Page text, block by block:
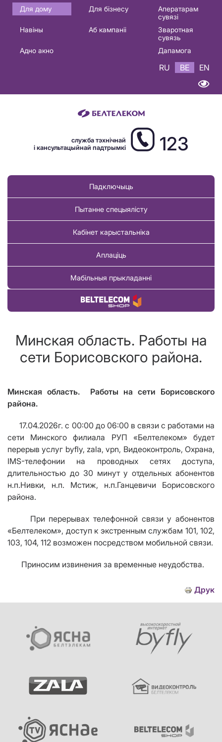
Основная
навигация
Для дому Для бізнесу
Аператарам
сувязі
Навіны
Аб кампаніі
Зваротная
сувязь
Адно акно
Дапамога
RU BE EN
служба тэхнічнай
і кансультацыйнай падтрымкі
123
Падключыць
Пытанне спецыялісту
Кабінет карыстальніка
Аплаціць
Мабільныя прыкладанні
Купіць тавар
Минская область. Работы на
сети Борисовского района.
Минская область. Работы на сети Борисовского
района.
17.04.2026г. с 00:00 до 06:00 в связи с работами на
сети Минского филиала РУП «Белтелеком» будет
перерыв услуг byfly, zala, vpn, Видеоконтроль, Охрана,
IMS-телефонии на проводных сетях доступа,
длительностью до 30 минут у отдельных абонентов
н.п.Нивки, н.п. Мстиж, н.п.Ганцевичи Борисовского
района.
При перерывах телефонной связи у абонентов
«Белтелеком», доступ к экстренным службам 101, 102,
103, 104, 112 возможен посредством мобильной связи.
Приносим извинения за временные неудобства.
Друк